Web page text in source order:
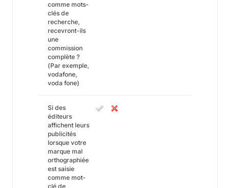
comme mots-
clés de
recherche,
recevront-ils
une
commission
complète ?
(Par exemple,
vodafone,
voda fone)
Si des
éditeurs
affichent leurs
publicités
lorsque votre
marque mal
orthographiée
est saisie
comme mot-
clé de